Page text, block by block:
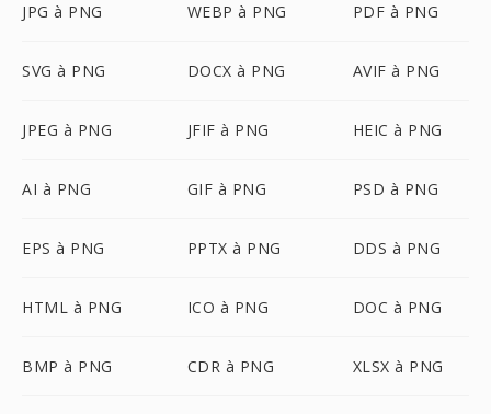
JPG à PNG WEBP à PNG PDF à PNG
SVG à PNG DOCX à PNG AVIF à PNG
JPEG à PNG JFIF à PNG HEIC à PNG
AI à PNG GIF à PNG PSD à PNG
EPS à PNG PPTX à PNG DDS à PNG
HTML à PNG ICO à PNG DOC à PNG
BMP à PNG CDR à PNG XLSX à PNG